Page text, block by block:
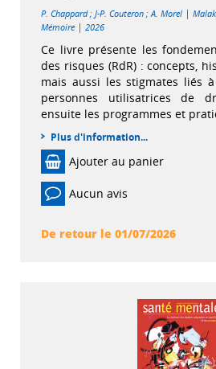
P. Chappard; J-P. Couteron ;A. Morel |
Mémoire | 2026
Ce livre présente les
des risques (RdR) : concepts,
mais aussi les stigmates liés
personnes utilisatrices de
ensuite les programmes et
Plus d'information...
Ajouter au panier
Aucun avis
De retour le 01/07/2026